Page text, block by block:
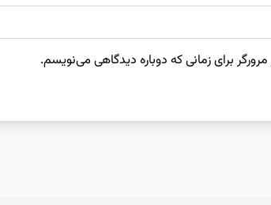
برای زمانی که دوباره دیدگاهی می‌نویسم.